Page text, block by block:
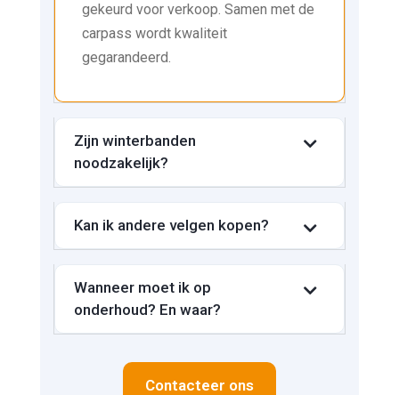
gekeurd voor verkoop. Samen met de
carpass wordt kwaliteit
gegarandeerd.
Zijn winterbanden
noodzakelijk?
Kan ik andere velgen kopen?
Wanneer moet ik op
onderhoud? En waar?
Contacteer ons